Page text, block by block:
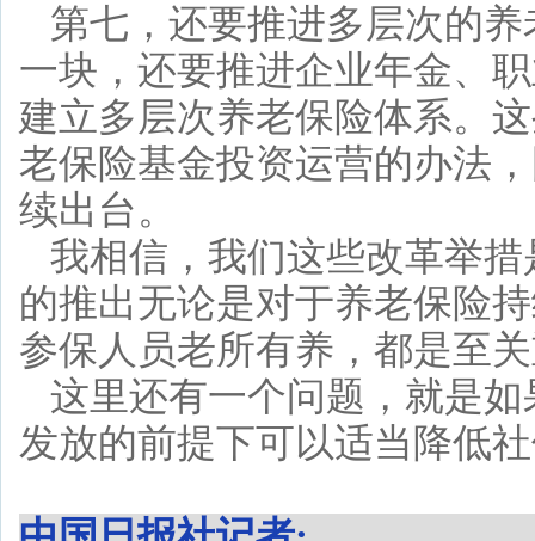
第七，还要推进多层次的
一块，还要推进企业年金、
建立多层次养老保险体系。
老保险基金投资运营的办法
续出台。
我相信，我们这些改革举
的推出无论是对于养老保险
参保人员老所有养，都是至
这里还有一个问题，就是
发放的前提下可以适当降低